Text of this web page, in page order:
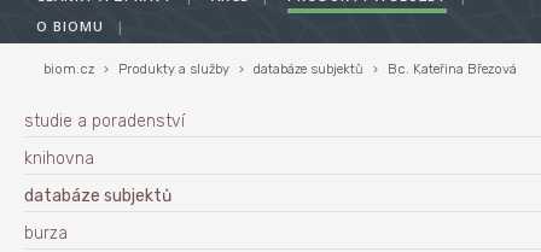
O BIOMU
|
biom.cz › Produkty a služby › databáze subjektů › Bc. Kateřina Březová
studie a poradenství
knihovna
databáze subjektů
burza